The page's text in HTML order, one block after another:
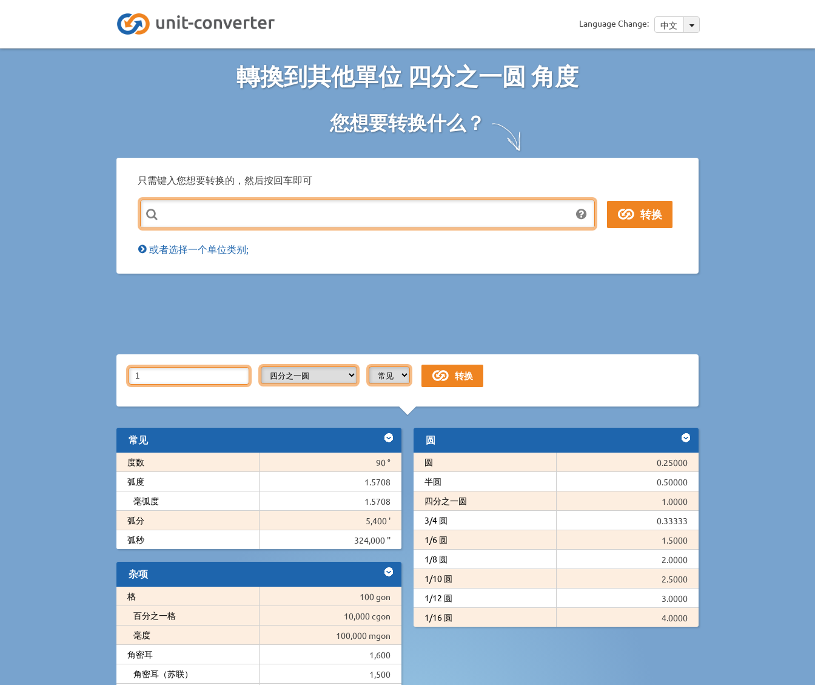
Language Change: 中文
轉換到其他單位 四分之一圆 角度
您想要转换什么？
只需键入您想要转换的，然后按回车即可
或者选择一个单位类别;
常见
度数
90 °
弧度
1.5708
毫弧度
1.5708
弧分
5,400 '
弧秒
324,000 ''
杂项
格
100 gon
百分之一格
10,000 cgon
毫度
100,000 mgon
角密耳
1,600
角密耳（苏联）
1,500
圆
圆
0.25000
半圆
0.50000
四分之一圆
1.0000
3/4 圆
0.33333
1/6 圆
1.5000
1/8 圆
2.0000
1/10 圆
2.5000
1/12 圆
3.0000
1/16 圆
4.0000